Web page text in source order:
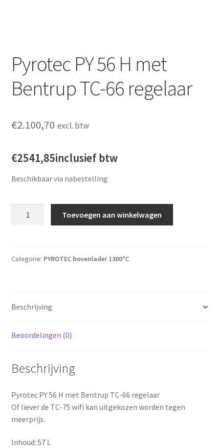
Pyrotec PY 56 H met
Bentrup TC-66 regelaar
€2.100,70 excl. btw
€2541,85inclusief btw
Beschikbaar via nabestelling
Toevoegen aan winkelwagen
Categorie: PYROTEC bovenlader 1300°C
Beschrijving
Beoordelingen (0)
Beschrijving
Pyrotec PY 56 H met Bentrup TC-66 regelaar
Of liever de TC-75 wifi kan uitgekozen worden tegen
meerprijs.
Inhoud: 57 L